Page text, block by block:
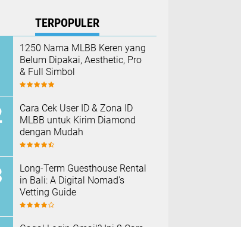
TERPOPULER
1250 Nama MLBB Keren yang
Belum Dipakai, Aesthetic, Pro
& Full Simbol
Cara Cek User ID & Zona ID
MLBB untuk Kirim Diamond
dengan Mudah
Long-Term Guesthouse Rental
in Bali: A Digital Nomad's
Vetting Guide